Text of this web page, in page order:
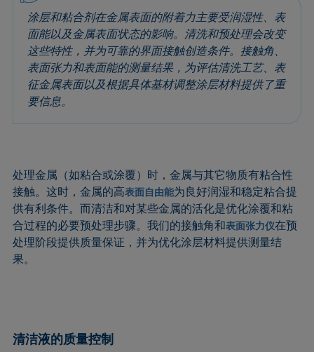
涂层和粘合剂在金属表面的附着力主要受润湿性、表
面能以及金属表面状态的影响。清洗和预处理会改变
这些特性，并为可靠的界面接触创造条件。接触角、
表面张力和表面能的测量结果，为评估清洗工艺、表
征金属表面以及根据具体基材调整涂层材料提供了重
要信息。
处理金属（如粘合或涂覆）时，金属与其它物质有粘合性
接触。这时，金属的高表面自由能为良好润湿和稳定粘合提
供有利条件。而清洁和对某些金属的活化是优化涂覆和粘
合过程的必要预处理步骤。我们的接触角和表面张力仪在预
处理阶段提供质量保证，并为优化涂层材料提供测量结
果。
清洁液的质量控制